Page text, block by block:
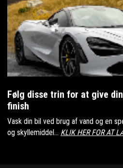
Følg disse trin for at give
finish
Vask din bil ved brug af vand og en
og skyllemiddel... KLIK HER FOR AT